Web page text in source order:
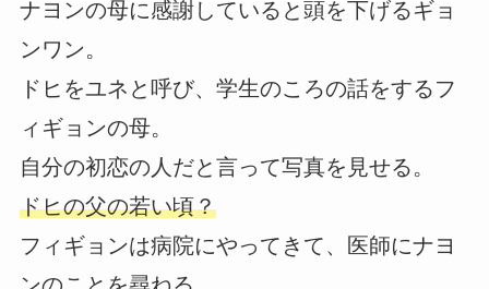
ナヨンの母に感謝していると頭を下げるギョ
ンワン。
ドヒをユネと呼び、学生のころの話をするフ
ィギョンの母。
自分の初恋の人だと言って写真を見せる。
ドヒの父の若い頃？
フィギョンは病院にやってきて、医師にナヨ